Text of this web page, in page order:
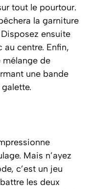
tout le pourtour.
la garniture
ensuite
centre. Enfin,
mélange de
une bande
Mais n’ayez
c’est un jeu
les deux